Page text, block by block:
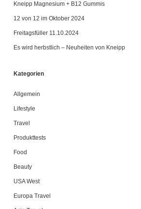
Kneipp Magnesium + B12 Gummis
12 von 12 im Oktober 2024
Freitagsfüller 11.10.2024
Es wird herbstlich – Neuheiten von Kneipp
Kategorien
Allgemein
Lifestyle
Travel
Produkttests
Food
Beauty
USA West
Europa Travel